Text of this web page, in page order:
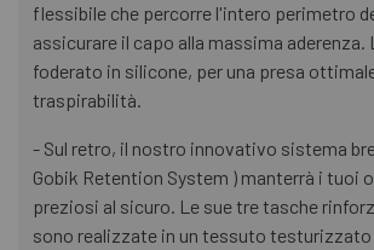
flessibile che percorre l'intero perimetro
assicurare il capo alla massima aderenza.
foderato in silicone, per una presa
traspirabilità.
- Sul retro, il nostro innovativo sistema
Gobik Retention System ) manterrà i tuoi
preziosi al sicuro. Le sue tre tasche
sono realizzate in un tessuto